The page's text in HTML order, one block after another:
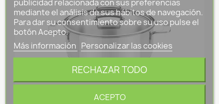
publicidad relacionada con sus preferencias
mediante el análisis de sus hábitos de navegación.
Para dar su consentimiento sobre su uso pulse el
botón Acepto.
Más información Personalizar las cookies
RECHAZAR TODO
ACEPTO